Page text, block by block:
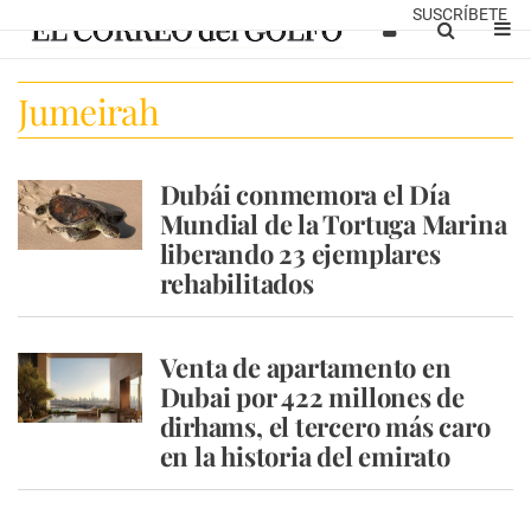
SUSCRÍBETE
Jumeirah
Dubái conmemora el Día
Mundial de la Tortuga Marina
liberando 23 ejemplares
rehabilitados
Venta de apartamento en
Dubai por 422 millones de
dirhams, el tercero más caro
en la historia del emirato